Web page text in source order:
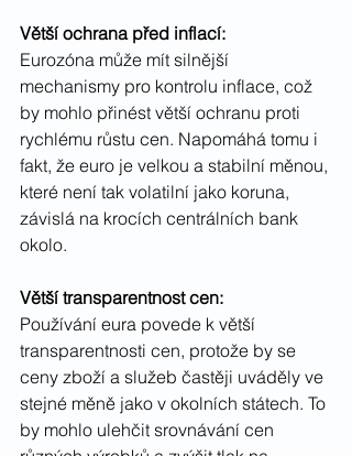
Větší ochrana před inflací:
Eurozóna může mít silnější
mechanismy pro kontrolu inflace, což
by mohlo přinést větší ochranu proti
rychlému růstu cen. Napomáhá tomu i
fakt, že euro je velkou a stabilní měnou,
které není tak volatilní jako koruna,
závislá na krocích centrálních bank
okolo.
Větší transparentnost cen:
Používání eura povede k větší
transparentnosti cen, protože by se
ceny zboží a služeb častěji uváděly ve
stejné měně jako v okolních státech. To
by mohlo ulehčit srovnávání cen